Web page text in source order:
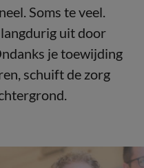
Soms te veel.
uit door
je toewijding
schuift de zorg